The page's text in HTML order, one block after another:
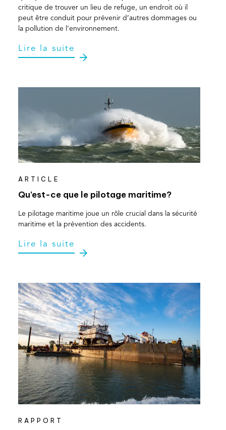
critique de trouver un lieu de refuge, un endroit où il
peut être conduit pour prévenir d’autres dommages ou
la pollution de l’environnement.
Lire la suite
ARTICLE
Qu’est-ce que le pilotage maritime?
Le pilotage maritime joue un rôle crucial dans la sécurité
maritime et la prévention des accidents.
Lire la suite
RAPPORT